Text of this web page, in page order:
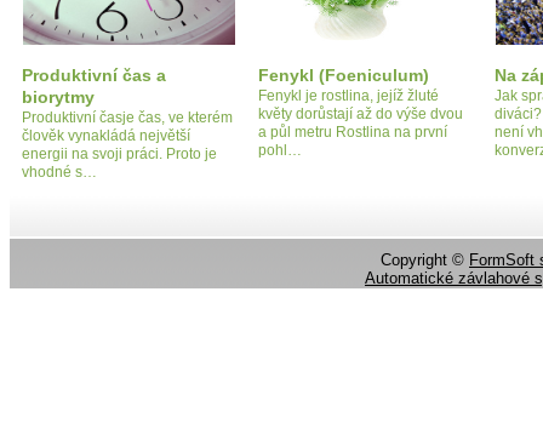
Produktivní čas a
biorytmy
Produktivní časje čas, ve kterém
člověk vynakládá největší
energii na svoji práci. Proto je
vhodné s…
Fenykl (Foeniculum)
Fenykl je rostlina, jejíž žluté
květy dorůstají až do výše dvou
a půl metru Rostlina na první
pohl…
Na
Jak
není
Copyright © FormSoft
Automatické závlahové